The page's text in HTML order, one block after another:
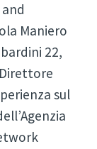
Maniero
22,
sul